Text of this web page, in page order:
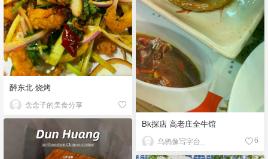
Bk探店 高老庄全牛馆
乌鸦像写字台_ 6
醉东北·烧烤
念念子的美食分享